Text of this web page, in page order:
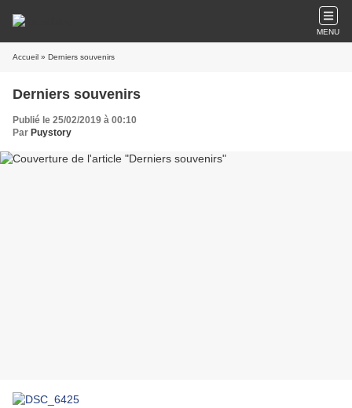
MENU
Accueil » Derniers souvenirs
Derniers souvenirs
Publié le 25/02/2019 à 00:10
Par Puystory